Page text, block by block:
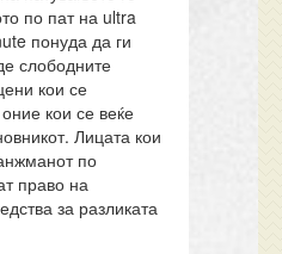
по пат на ultra
понуда да ги
слободните
кои се
кои се веќе
Лицата кои
по
право на
за разликата